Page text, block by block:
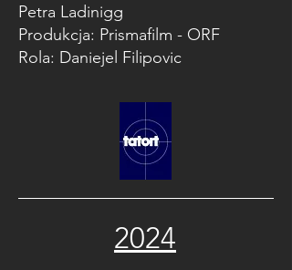
Petra Ladinigg
Produkcja: Prismafilm - ORF
Rola: Daniejel Filipovic
2024